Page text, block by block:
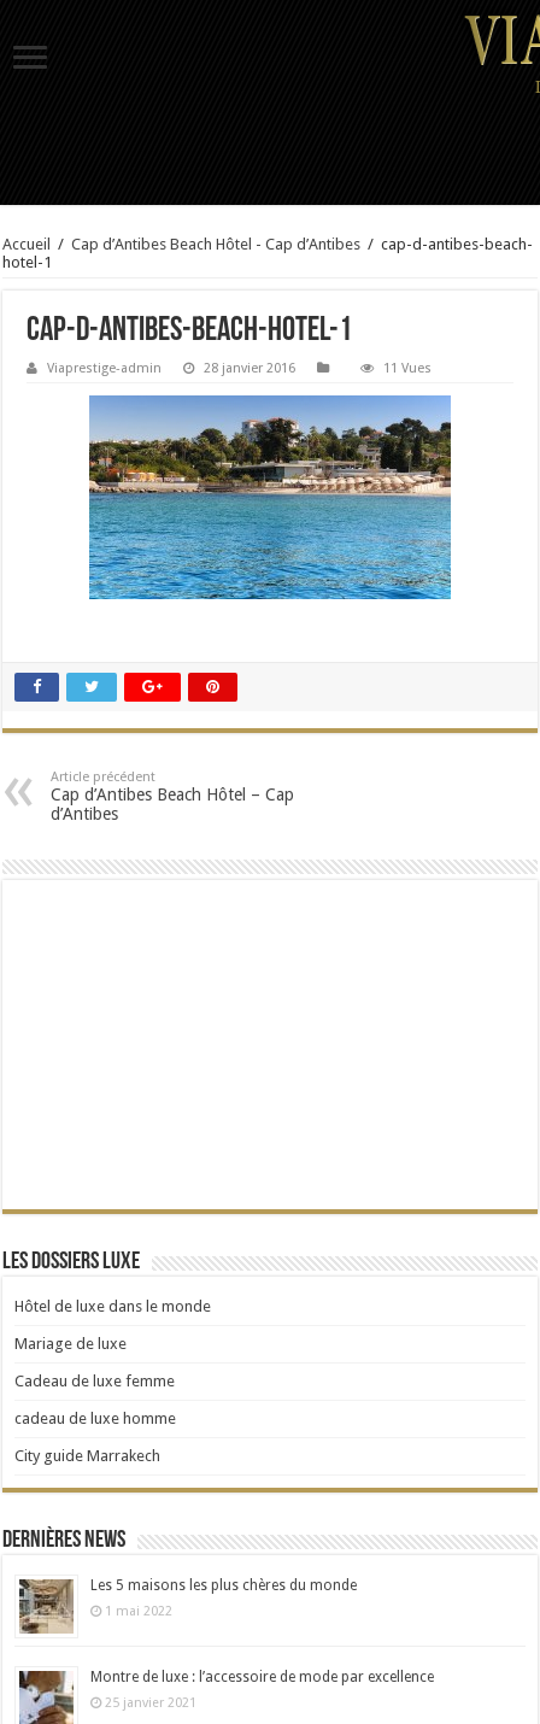
Accueil / Cap d’Antibes Beach Hôtel - Cap d’Antibes / cap-d-antibes-beach-
hotel-1
cap-d-antibes-beach-hotel-1
Viaprestige-admin 28 janvier 2016 11 Vues
Article précédent
Cap d’Antibes Beach Hôtel – Cap
d’Antibes
Les dossiers Luxe
Hôtel de luxe dans le monde
Mariage de luxe
Cadeau de luxe femme
cadeau de luxe homme
City guide Marrakech
Dernières news
Les 5 maisons les plus chères du monde
1 mai 2022
Montre de luxe : l’accessoire de mode par excellence
25 janvier 2021